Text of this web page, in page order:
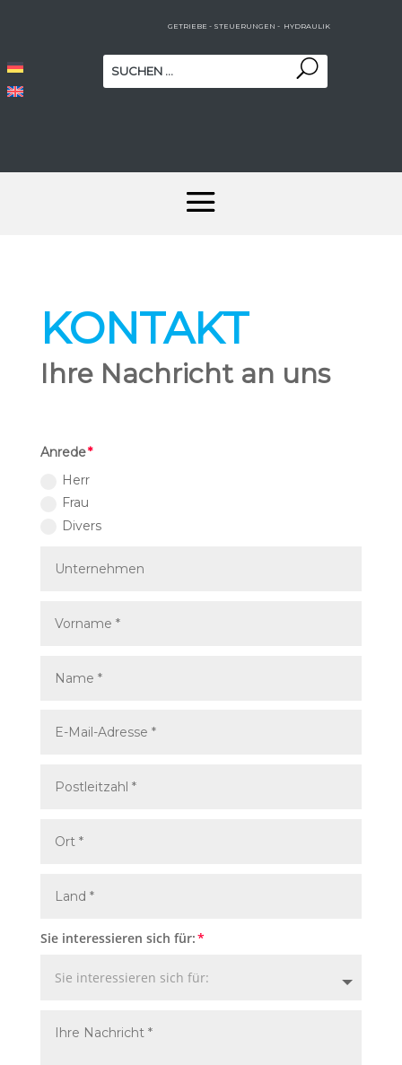
GETRIEBE - STEUERUNGEN - HYDRAULIK
KONTAKT
Ihre Nachricht an uns
Anrede
Herr
Frau
Divers
Sie interessieren sich für: